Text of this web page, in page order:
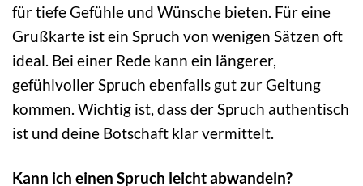
für tiefe Gefühle und Wünsche bieten. Für eine
Grußkarte ist ein Spruch von wenigen Sätzen oft
ideal. Bei einer Rede kann ein längerer,
gefühlvoller Spruch ebenfalls gut zur Geltung
kommen. Wichtig ist, dass der Spruch authentisch
ist und deine Botschaft klar vermittelt.
Kann ich einen Spruch leicht abwandeln?